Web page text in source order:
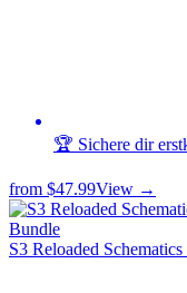
🏆 Sichere dir
from $47.99View →
Bundle
S3 Reloaded